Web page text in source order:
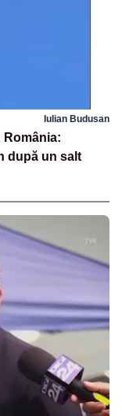
Iulian Budusan
România:
după un salt